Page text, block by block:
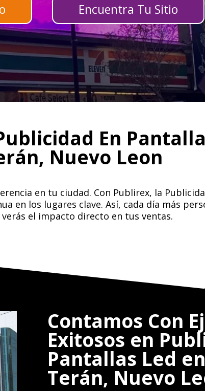
Encuentra Tu Sitio
En
Nuevo Leon
en tu ciudad. Con Publirex, la
en los lugares clave. Así, cada día más
el impacto directo en tus ventas.
Contamos Con
Exitosos en
Pantallas Led
Terán, Nuevo